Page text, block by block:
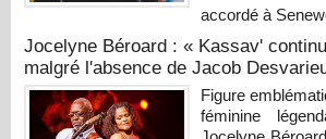
accordé à
Jocelyne Béroard : « Kassav'
malgré l'absence de Jacob
Figure
féminine